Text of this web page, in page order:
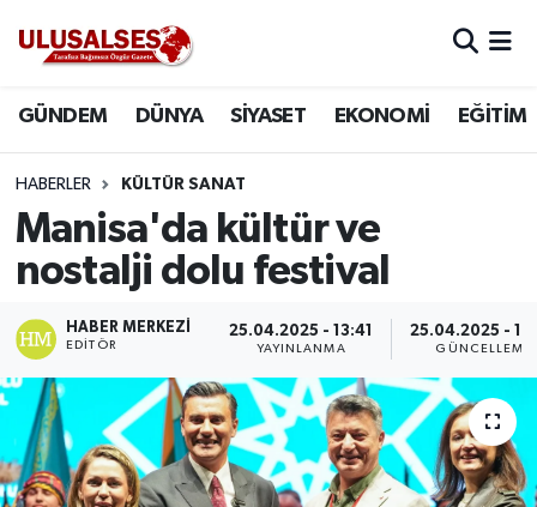
GÜNDEM DÜNYA SİYASET EKONOMİ EĞİTİM
HABERLER KÜLTÜR SANAT
Manisa'da kültür ve
nostalji dolu festival
HABER MERKEZI
EDITÖR
25.04.2025 - 13:41
YAYINLANMA
25.04.2025 -
GÜNCELLEME
DÜNYA
SİYASET
EKONOMİ
EĞİTİM
SAĞLIK
MAGAZİN
Trafik Durumu
Süper Lig Puan Durumu ve Fikstür
Tüm Manşetler
Son Dakika Haberleri
Haber Arşivi